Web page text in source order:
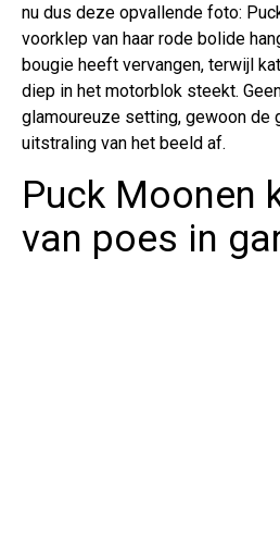
nu dus deze opvallende foto:
voorklep van haar rode bolide
bougie heeft vervangen, terwijl
diep in het motorblok steekt.
glamoureuze setting, gewoon de
uitstraling van het beeld af.
Puck Moonen
van poes in